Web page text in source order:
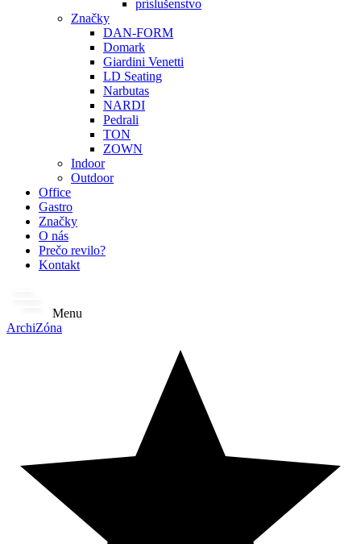
príslušenstvo
Značky
DAN-FORM
Domark
Giardini Venetti
LD Seating
Narbutas
NARDI
Pedrali
TON
ZOWN
Indoor
Outdoor
Office
Gastro
Značky
O nás
Prečo revilo?
Kontakt
Menu
ArchiZóna